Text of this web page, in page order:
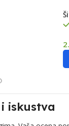
iskustva